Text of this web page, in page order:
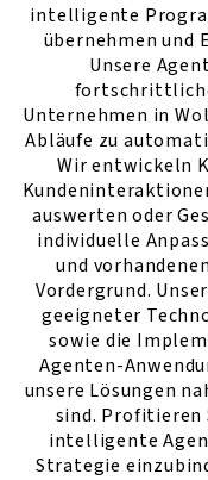
intelligente
übernehmen und
Unsere
Unternehmen in
Abläufe zu
Wir entwickeln
auswerten oder
individuelle
und
Vordergrund.
geeigneter
sowie die
Agenten-
unsere Lösungen
sind. Profitieren
intelligente
Strategie